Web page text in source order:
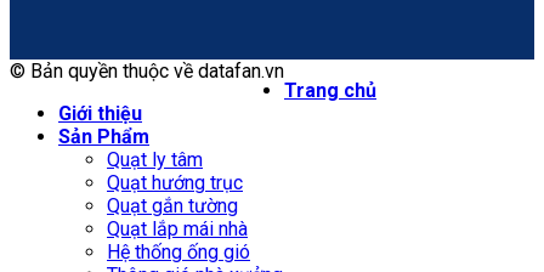
© Bản quyền thuộc về datafan.vn
Trang chủ
Giới thiệu
Sản Phẩm
Quạt ly tâm
Quạt hướng trục
Quạt gắn tường
Quạt lắp mái nhà
Hệ thống ống gió